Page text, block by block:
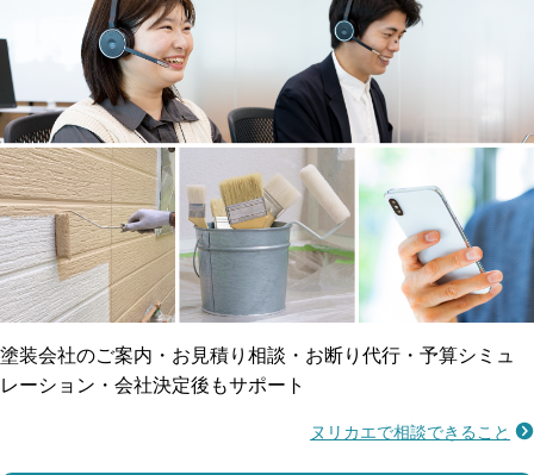
工事保険
ご近所トラブルに
賠償保険
雨漏り修繕
防水工事
マンション・アパート対応
塗装会社のご案内・お見積り相談・お断り代行・予算シミュ
レーション・会社決定後もサポート
ヌリカエで相談できること